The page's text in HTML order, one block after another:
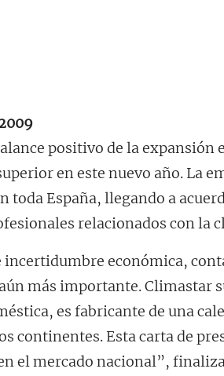
positivo de la expansión
en este nuevo año. La
toda España, llegando a
relacionados con la
incertidumbre económica,
más importante. Climastar
es fabricante de una
continentes. Esta carta de
el mercado nacional”,